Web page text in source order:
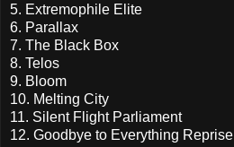
5. Extremophile Elite
6. Parallax
7. The Black Box
8. Telos
9. Bloom
10. Melting City
11. Silent Flight Parliament
12. Goodbye to Everything Reprise